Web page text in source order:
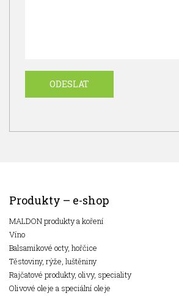
Produkty – e-shop
MALDON produkty a koření
Víno
Balsamikové octy, hořčice
Těstoviny, rýže, luštěniny
Rajčatové produkty, olivy, speciality
Olivové oleje a speciální oleje